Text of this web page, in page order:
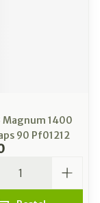
Magnum 1400
90 Pf01212